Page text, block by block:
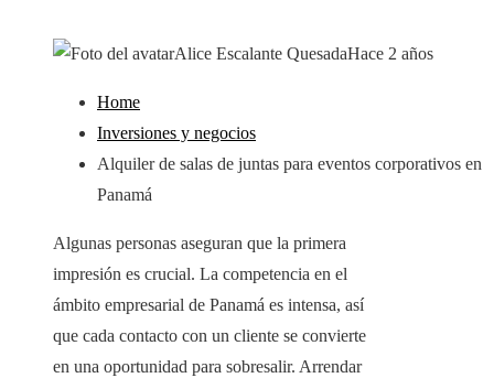
Alice Escalante QuesadaHace 2 años
Home
Inversiones y negocios
Alquiler de salas de juntas para eventos corporativos en
Panamá
Algunas personas aseguran que la primera
impresión es crucial. La competencia en el
ámbito empresarial de Panamá es intensa, así
que cada contacto con un cliente se convierte
en una oportunidad para sobresalir. Arrendar